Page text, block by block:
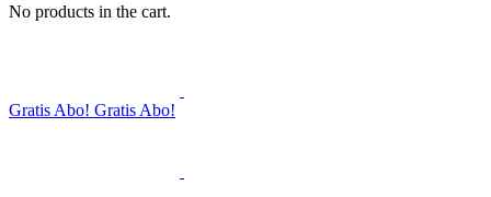
No products in the cart.
Gratis Abo! Gratis Abo!